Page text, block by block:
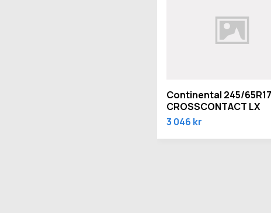
Continental 245/
CROSSCONTACT LX
3 046 kr